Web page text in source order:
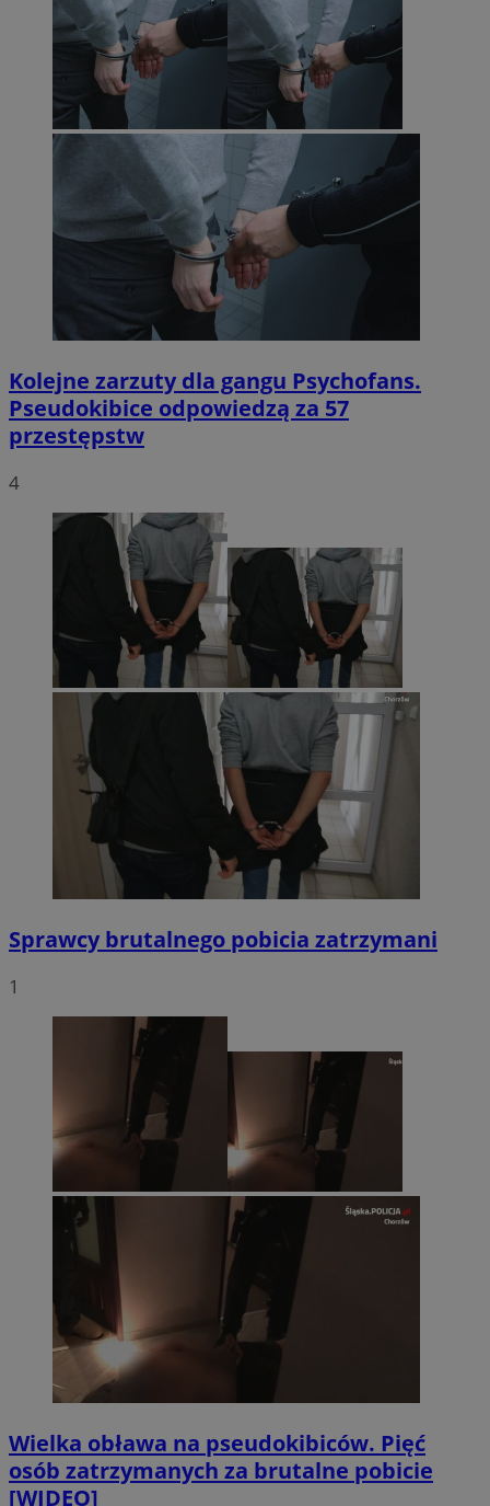
Kolejne zarzuty dla gangu Psychofans.
Pseudokibice odpowiedzą za 57
przestępstw
4
Sprawcy brutalnego pobicia zatrzymani
1
Wielka obława na pseudokibiców. Pięć
osób zatrzymanych za brutalne pobicie
[WIDEO]